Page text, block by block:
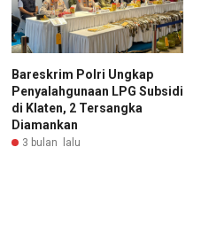
Bareskrim Polri Ungkap
Penyalahgunaan LPG Subsidi
di Klaten, 2 Tersangka
Diamankan
3 bulan lalu